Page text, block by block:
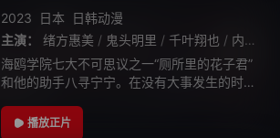
2023 日本
日韩动漫
主演：
绪方惠美 / 鬼头明里 / 千叶翔也 / 内田雄马
海鸥学院七大不可思议之一“厕所里的花子君”
和他的助手八寻宁宁。在没有大事发生的时候
播放正片